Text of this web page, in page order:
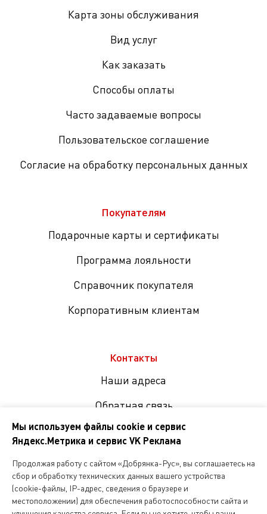
Карта зоны обслуживания
Вид услуг
Как заказать
Способы оплаты
Часто задаваемые вопросы
Пользовательское соглашение
Согласие на обработку персональных данных
Покупателям
Подарочные карты и сертификаты
Программа лояльности
Справочник покупателя
Корпоративным клиентам
Контакты
Наши адреса
Обратная связь
соцсетях
Копирование и любое другое использование информации,
Мы используем файлы cookie и сервис
Яндекс.Метрика и сервис VK Реклама
Продолжая работу с сайтом «Добрянка-Рус», вы соглашаетесь на
сбор и обработку технических данных вашего устройства
(cookie-файлы, IP-адрес, сведения о браузере и
местоположении) для обеспечения работоспособности сайта и